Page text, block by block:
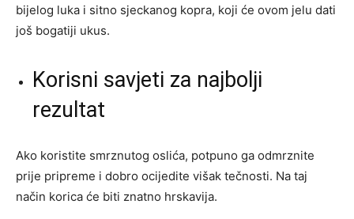
bijelog luka i sitno sjeckanog kopra, koji će ovom jelu dati
još bogatiji ukus.
Korisni savjeti za najbolji
rezultat
Ako koristite smrznutog oslića, potpuno ga odmrznite
prije pripreme i dobro ocijedite višak tečnosti. Na taj
način korica će biti znatno hrskavija.